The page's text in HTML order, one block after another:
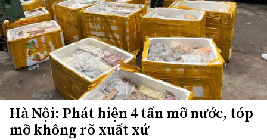
Hà Nội: Phát hiện 4 tấn mỡ nước, tóp
mỡ không rõ xuất xứ